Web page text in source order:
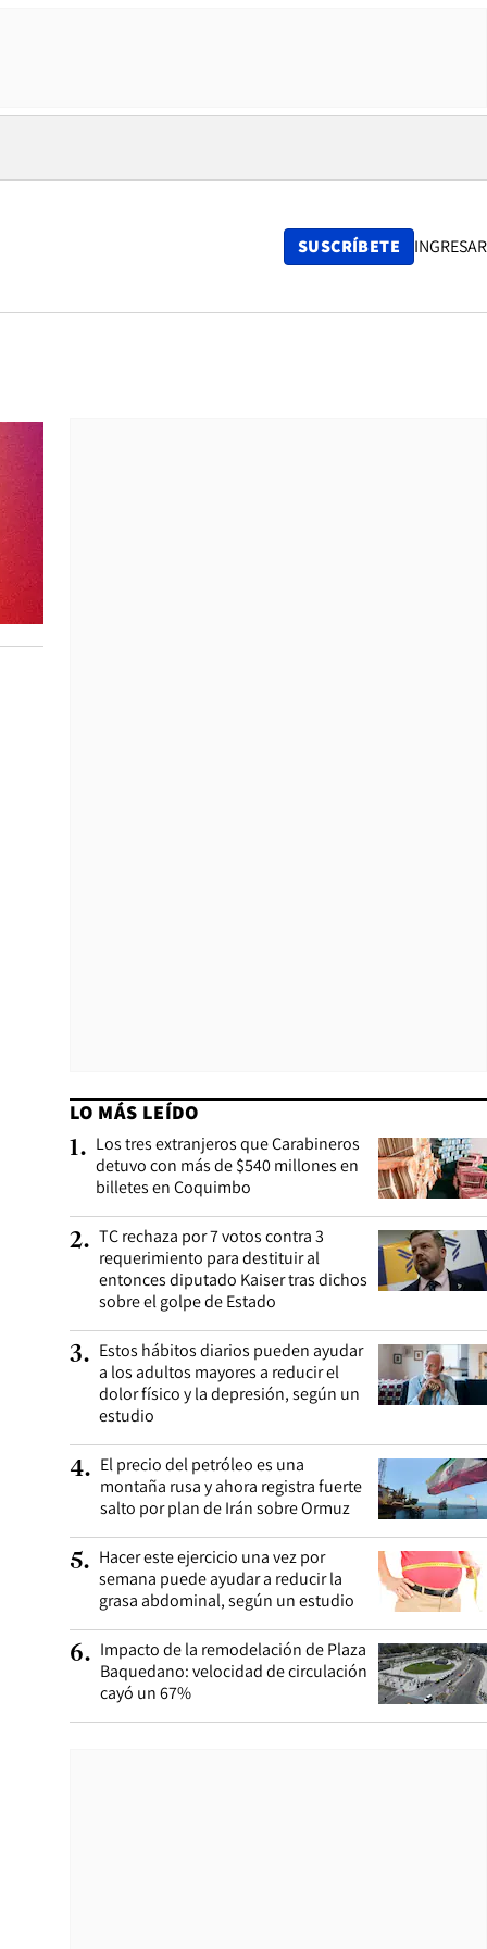
SUSCRÍBETE INGRESAR
LO MÁS LEÍDO
1. Los tres extranjeros que Carabineros
detuvo con más de $540 millones en
billetes en Coquimbo
2. TC rechaza por 7 votos contra 3
requerimiento para destituir al
entonces diputado Kaiser tras dichos
sobre el golpe de Estado
3. Estos hábitos diarios pueden ayudar
a los adultos mayores a reducir el
dolor físico y la depresión, según un
estudio
4. El precio del petróleo es una
montaña rusa y ahora registra fuerte
salto por plan de Irán sobre Ormuz
5. Hacer este ejercicio una vez por
semana puede ayudar a reducir la
grasa abdominal, según un estudio
6. Impacto de la remodelación de Plaza
Baquedano: velocidad de circulación
cayó un 67%